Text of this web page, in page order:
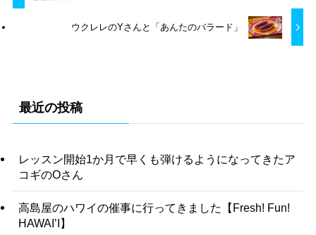
ウクレレのYさんと「あんたのバラード」
最近の投稿
レッスン開始1か月で早くも弾けるようになってきたア
コギのOさん
高島屋のハワイの催事に行ってきました【Fresh! Fun!
HAWAI’I】